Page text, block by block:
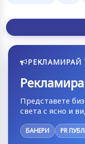
РЕКЛАМИРАЙ
Представете
света с ясно и
БАНЕРИ PR